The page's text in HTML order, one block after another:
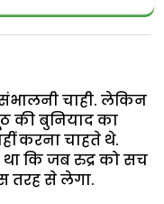
चाही. लेकिन
की बुनियाद का
करना चाहते थे.
कि जब रुद्र को सच
तरह से लेगा.